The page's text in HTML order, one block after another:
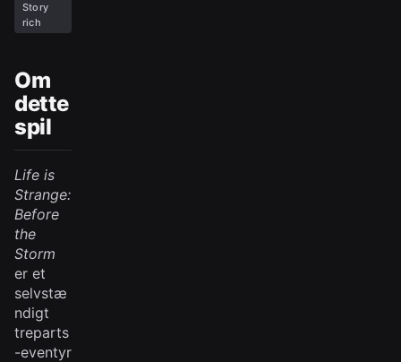
Story
rich
Om
dette
spil
Life is
Strange:
Before
the
Storm
er et
selvstæ
ndigt
treparts
-eventyr